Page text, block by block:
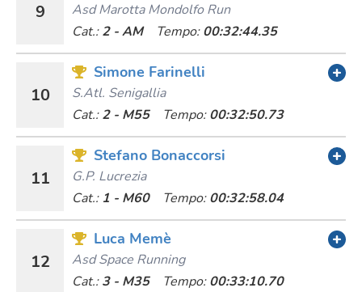
9
Asd Marotta Mondolfo Run
Cat.: 2 - AM Tempo: 00:32:44.35
10
Simone Farinelli
S.atl. Senigallia
Cat.: 2 - M55 Tempo: 00:32:50.73
11
Stefano Bonaccorsi
G.p. Lucrezia
Cat.: 1 - M60 Tempo: 00:32:58.04
12
Luca Memè
Asd Space Running
Cat.: 3 - M35 Tempo: 00:33:10.70